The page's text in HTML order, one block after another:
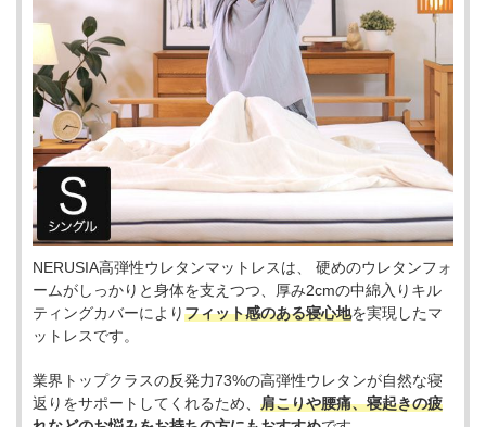
NERUSIA高弾性ウレタンマットレスは、 硬めのウレタンフォ
ームがしっかりと身体を支えつつ、厚み2cmの中綿入りキル
ティングカバーによりフィット感のある寝心地を実現したマ
ットレスです。
業界トップクラスの反発力73%の高弾性ウレタンが自然な寝
返りをサポートしてくれるため、 肩こりや腰痛、寝起きの疲